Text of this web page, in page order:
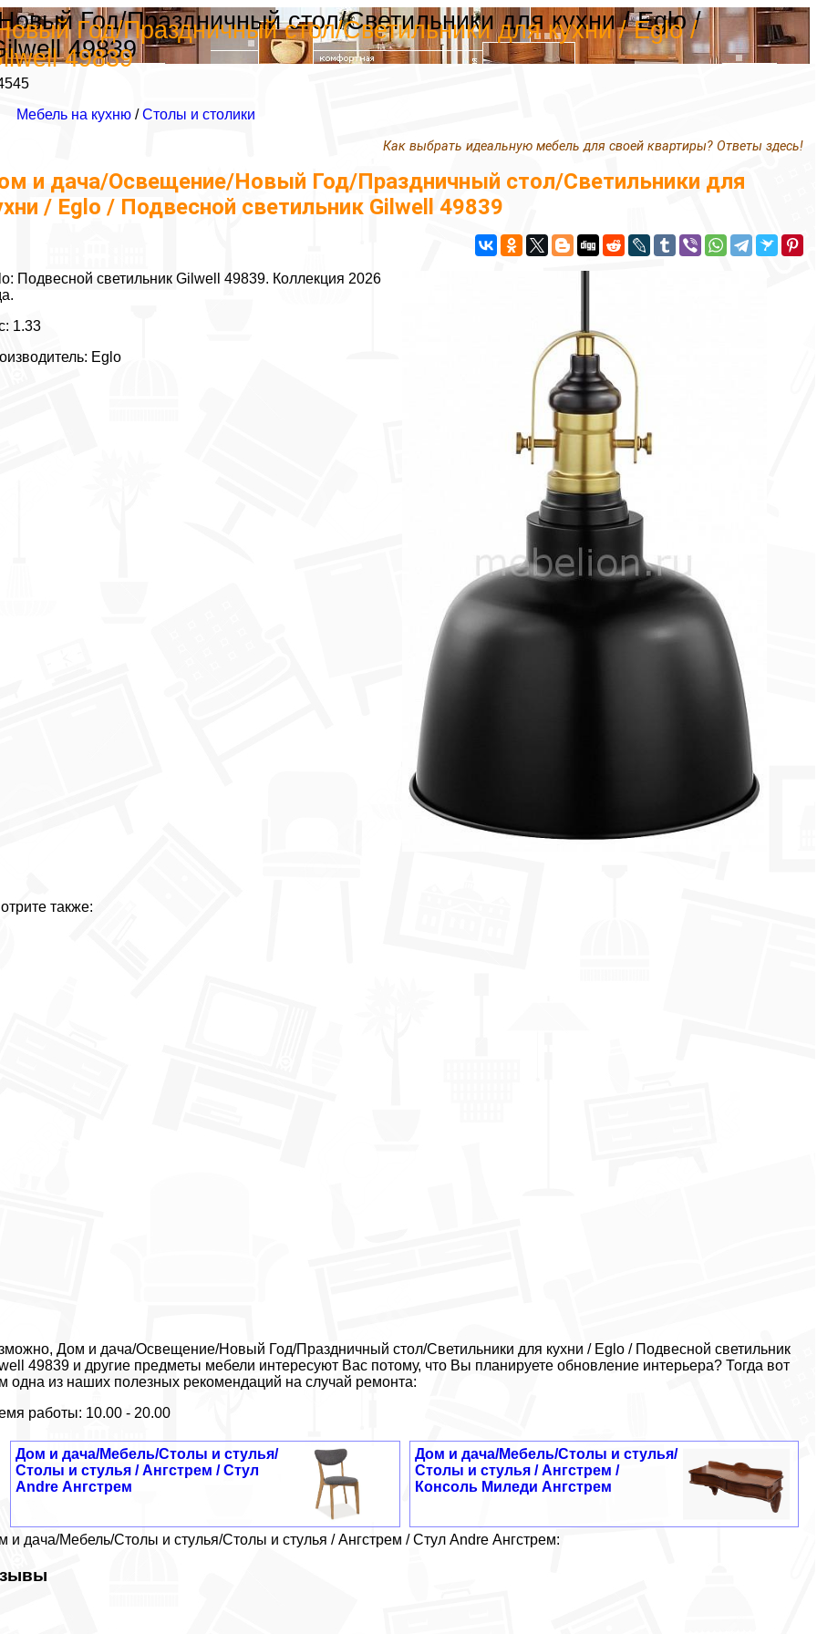
Год/Праздничный стол/Светильники для кухни / Eglo /
49839
Год/Праздничный стол/Светильники для кухни / Eglo /
49839
Мебель на кухню /Столы и столики
Как выбрать идеальную мебель для своей квартиры? Ответы здесь!
и дача/Освещение/Новый Год/Праздничный стол/Светильники для
/ Eglo / Подвесной светильник Gilwell 49839
Подвесной светильник Gilwell 49839. Коллекция 2026
1.33
Eglo
также:
Дом и дача/Освещение/Новый Год/Праздничный стол/Светильники для кухни / Eglo / Подвесной светильник
49839 и другие предметы мебели интересуют Вас потому, что Вы планируете обновление интерьера? Тогда вот
одна из наших полезных рекомендаций на случай ремонта:
работы: 10.00 - 20.00
Дом и дача/Мебель/Столы и стулья/
Столы и стулья / Ангстрем /
Консоль Миледи Ангстрем
Дом и дача/Мебель/Столы и стулья/
Столы и стулья / Ангстрем / Стул
Andre Ангстрем
и дача/Мебель/Столы и стулья/Столы и стулья / Ангстрем / Стул Andre Ангстрем: